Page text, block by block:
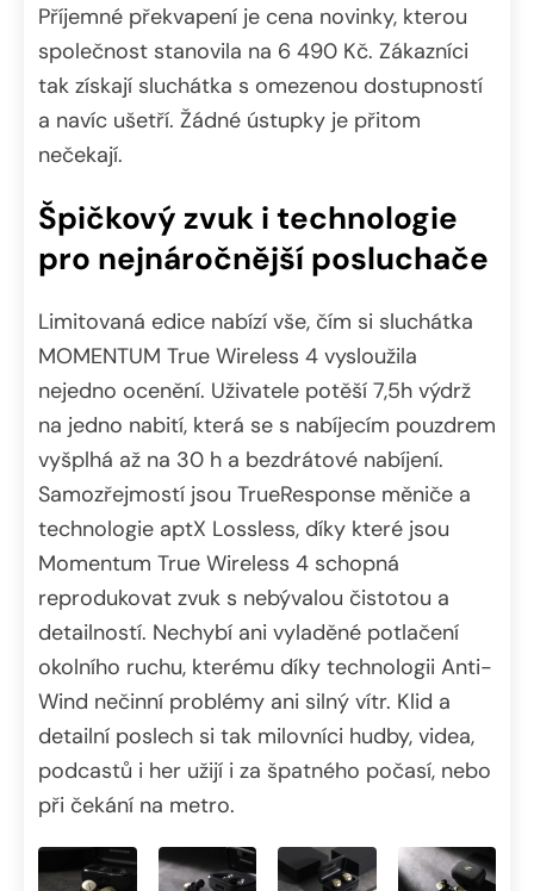
Příjemné překvapení je cena novinky, kterou
společnost stanovila na 6 490 Kč. Zákazníci
tak získají sluchátka s omezenou dostupností
a navíc ušetří. Žádné ústupky je přitom
nečekají.
Špičkový zvuk i technologie
pro nejnáročnější posluchače
Limitovaná edice nabízí vše, čím si sluchátka
MOMENTUM True Wireless 4 vysloužila
nejedno ocenění. Uživatele potěší 7,5h výdrž
na jedno nabití, která se s nabíjecím pouzdrem
vyšplhá až na 30 h a bezdrátové nabíjení.
Samozřejmostí jsou TrueResponse měniče a
technologie aptX Lossless, díky které jsou
Momentum True Wireless 4 schopná
reprodukovat zvuk s nebývalou čistotou a
detailností. Nechybí ani vyladěné potlačení
okolního ruchu, kterému díky technologii Anti-
Wind nečinní problémy ani silný vítr. Klid a
detailní poslech si tak milovníci hudby, videa,
podcastů i her užijí i za špatného počasí, nebo
při čekání na metro.